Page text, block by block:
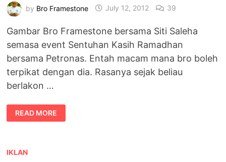
by Bro Framestone July 12, 2012 39
Gambar Bro Framestone bersama Siti Saleha
semasa event Sentuhan Kasih Ramadhan
bersama Petronas. Entah macam mana bro boleh
terpikat dengan dia. Rasanya sejak beliau
berlakon …
BERSAMA
SITI
SALEHA
READ MORE
IKLAN